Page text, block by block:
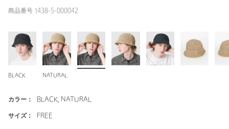
商品番号 1438-5-000042
BLACK NATURAL
カラー： BLACK, NATURAL
サイズ： FREE